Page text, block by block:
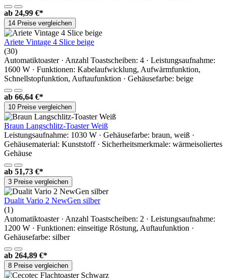
ab 24,99 €*
14 Preise vergleichen
Ariete Vintage 4 Slice beige
(30)
Automatiktoaster · Anzahl Toastscheiben: 4 · Leistungsaufnahme:
1600 W · Funktionen: Kabelaufwicklung, Aufwärmfunktion,
Schnellstopfunktion, Auftaufunktion · Gehäusefarbe: beige
ab 66,64 €*
10 Preise vergleichen
Braun Langschlitz-Toaster Weiß
Leistungsaufnahme: 1030 W · Gehäusefarbe: braun, weiß ·
Gehäusematerial: Kunststoff · Sicherheitsmerkmale: wärmeisoliertes
Gehäuse
ab 51,73 €*
3 Preise vergleichen
Dualit Vario 2 NewGen silber
(1)
Automatiktoaster · Anzahl Toastscheiben: 2 · Leistungsaufnahme:
1200 W · Funktionen: einseitige Röstung, Auftaufunktion ·
Gehäusefarbe: silber
ab 264,89 €*
8 Preise vergleichen